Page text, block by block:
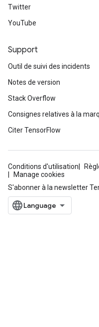
Twitter
YouTube
Support
Outil de suivi des incidents
Notes de version
Stack Overflow
Consignes relatives à la
Citer TensorFlow
Conditions d'utilisation
Manage cookies
S'abonner à la newsletter